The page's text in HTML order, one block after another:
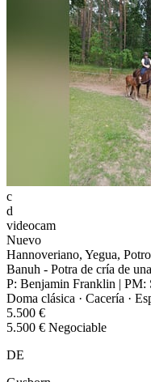
c
d
videocam
Nuevo
Hannoveriano, Yegua,
Banuh - Potra de cría de
P: Benjamin Franklin |
Doma clásica · Cacería ·
5.500 €
5.500 € Negociable
DE